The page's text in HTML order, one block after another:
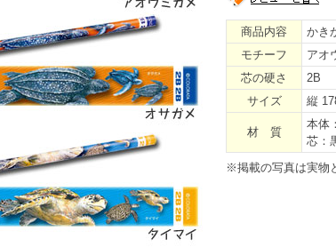
商品内容
かき
モチーフ
アオ
芯の硬さ
2B
サイズ
縦
材 質
本体
芯：
※掲載の写真は実物